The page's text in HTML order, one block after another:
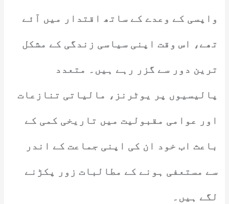
واپسی کے وعدے کے ساتھ اقتدار میں آئے
تھے، اس وقت اپنی سیاسی زندگی کے مشکل
ترین دور سے گزر رہے ہیں۔ متعدد
پالیسیوں پر یوٹرنز، مالیاتی تنازعات
اور عوامی مقبولیت میں تاریخی کمی کے
باعث اب خود ان کی اپنی جماعت کے اندر
سے مستعفی ہونے کے مطالبات زور پکڑنے
لگے ہیں۔